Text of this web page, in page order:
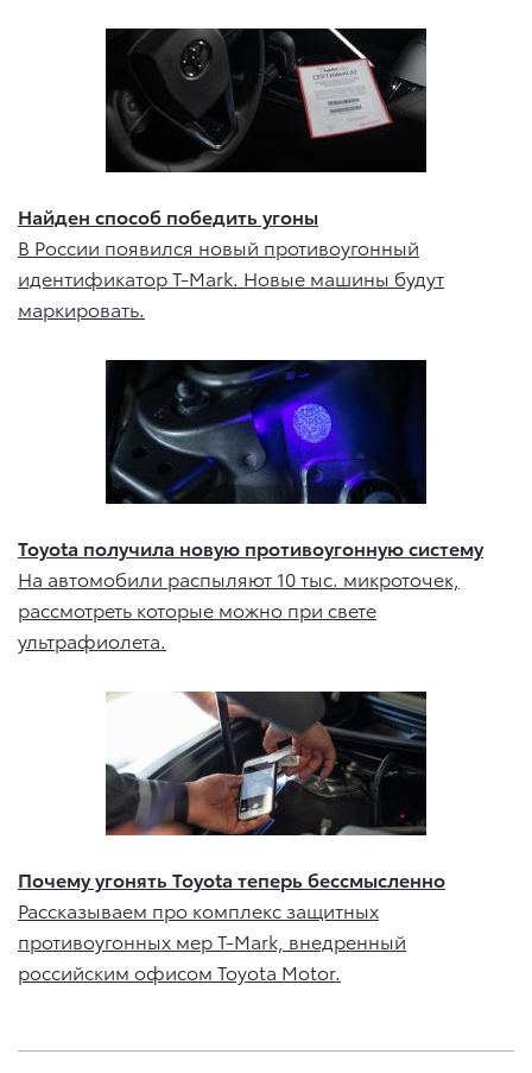
Найден способ победить угоны
В России появился новый противоугонный
идентификатор T-Mark. Новые машины будут
маркировать.
Toyota получила новую противоугонную систему
На автомобили распыляют 10 тыс. микроточек,
рассмотреть которые можно при свете
ультрафиолета.
Почему угонять Toyota теперь бессмысленно
Рассказываем про комплекс защитных
противоугонных мер T-Mark, внедренный
российским офисом Toyota Motor.